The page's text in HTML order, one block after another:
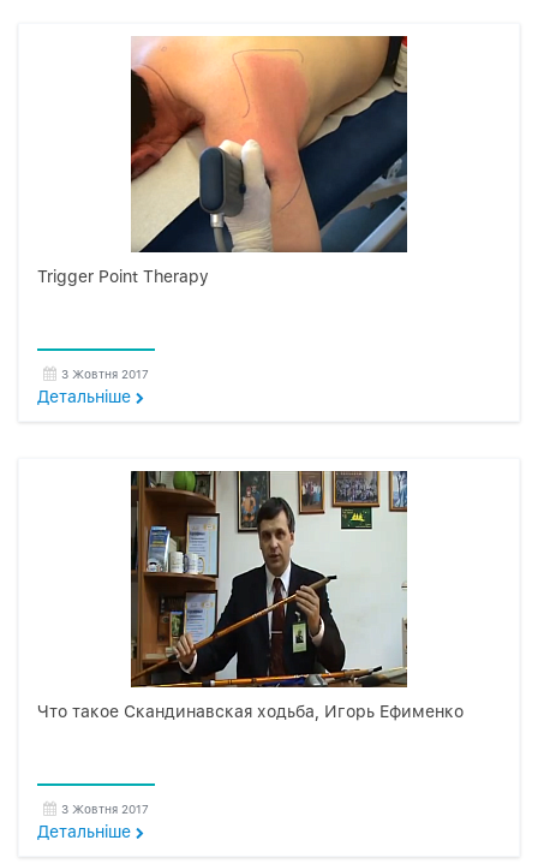
Trigger Point Therapy
3 Жовтня 2017
Детальнiше
Что такое Скандинавская ходьба, Игорь Ефименко
3 Жовтня 2017
Детальнiше